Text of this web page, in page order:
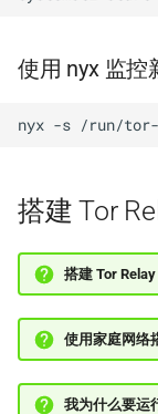
使用 nyx 监控
nyx -s /run/
搭建 Tor
搭建 Tor
使用家庭网络
我为什么要运